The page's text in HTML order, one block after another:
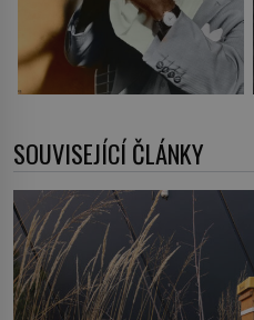
SOUVISEJÍCÍ ČLÁNKY